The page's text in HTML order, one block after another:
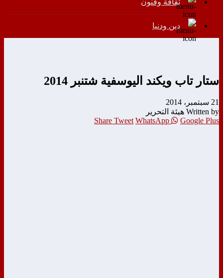
دين ودنيا
ستار تاب ويكند اليوسفية شتنبر 2014
21 سبتمبر، 2014
Written by هيئة التحرير
Share Tweet WhatsApp Google Plus